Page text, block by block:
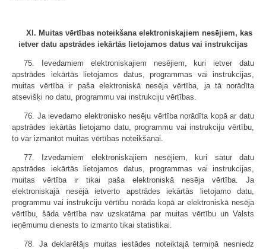
XI. Muitas vērtības noteikšana elektroniskajiem nesējiem, kas
ietver datu apstrādes iekārtās lietojamos datus vai instrukcijas
75. Ievedamiem elektroniskajiem nesējiem, kuri ietver datu
apstrādes iekārtās lietojamos datus, programmas vai instrukcijas,
muitas vērtība ir paša elektroniskā nesēja vērtība, ja tā norādīta
atsevišķi no datu, programmu vai instrukciju vērtības.
76. Ja ievedamo elektronisko nesēju vērtība norādīta kopā ar datu
apstrādes iekārtās lietojamo datu, programmu vai instrukciju vērtību,
to var izmantot muitas vērtības noteikšanai.
77. Izvedamiem elektroniskajiem nesējiem, kuri satur datu
apstrādes iekārtās lietojamos datus, programmas vai instrukcijas,
muitas vērtība ir tikai paša elektroniskā nesēja vērtība. Ja
elektroniskajā nesējā ietverto apstrādes iekārtās lietojamo datu,
programmu vai instrukciju vērtību norāda kopā ar elektroniskā nesēja
vērtību, šāda vērtība nav uzskatāma par muitas vērtību un Valsts
ieņēmumu dienests to izmanto tikai statistikai.
78. Ja deklarētājs muitas iestādes noteiktajā termiņā nesniedz